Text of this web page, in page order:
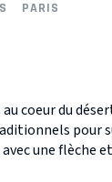
PARIS
coeur du
pour
une flèche